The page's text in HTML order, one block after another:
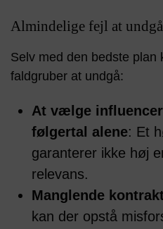
Almindelige fejl at
Selv med den bedste plan
faldgruber at undgå:
At vælge
følgertal alene: Et
garanterer ikke høj
relevans.
Manglende
kan der opstå